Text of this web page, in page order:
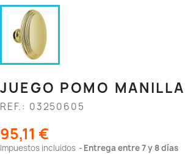
JUEGO POMO
REF.: 03250605
95,11 €
Impuestos incluidos Entrega entre 7 y 8 días